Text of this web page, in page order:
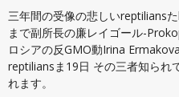
三年間の受像の悲しいreptilians
まで副所長の廉レイゴール-
ロシアの反GMO動Irina
reptiliansま19日 その三者知られ
れます。